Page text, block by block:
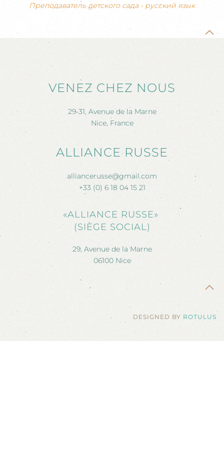
Преподаватель детского сада - русский язык
VENEZ CHEZ NOUS
29-31, Avenue de la Marne
Nice, France
ALLIANCE RUSSE
alliancerusse@gmail.com
+33 (0) 6 18 04 15 21
«ALLIANCE RUSSE»
(SIÈGE SOCIAL)
29, Avenue de la Marne
06100 Nice
DESIGNED BY ROTULUS